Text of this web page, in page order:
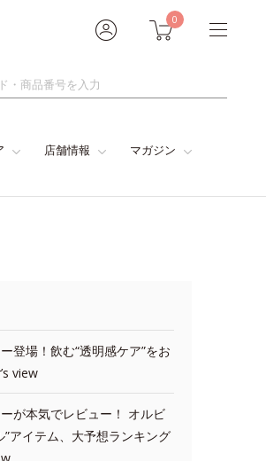
0
店舗情報 マガジン
登場！飲む“透明感ケア”をお
view
が本気でレビュー！ オルビ
”アイテム、大予想ランキング